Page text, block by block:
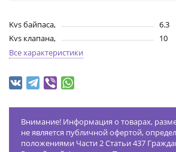
Kvs байпаса,
6.3
Kvs клапана,
10
Все характеристики
Внимание! Информация о товарах,
не является публичной офертой,
положениями Части 2 Статьи 437